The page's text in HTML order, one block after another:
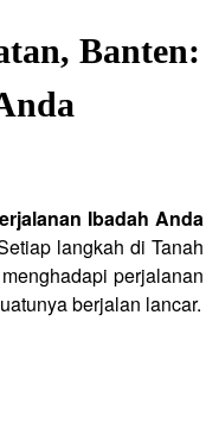
Banten:
Ibadah Anda
langkah di Tanah
perjalanan
berjalan lancar.